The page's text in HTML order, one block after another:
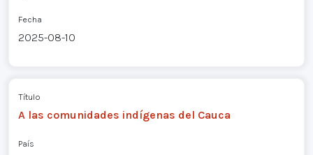
Fecha
2025-08-10
Título
A las comunidades indígenas del Cauca
País